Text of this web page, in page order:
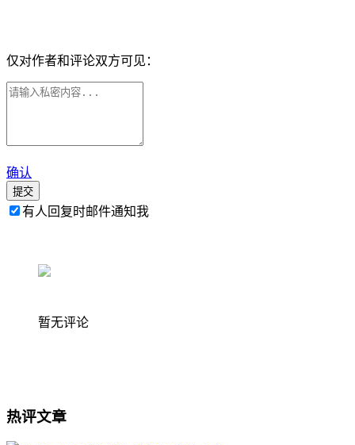
仅对作者和评论双方可见：
确认
提交
有人回复时邮件通知我
暂无评论
热评文章